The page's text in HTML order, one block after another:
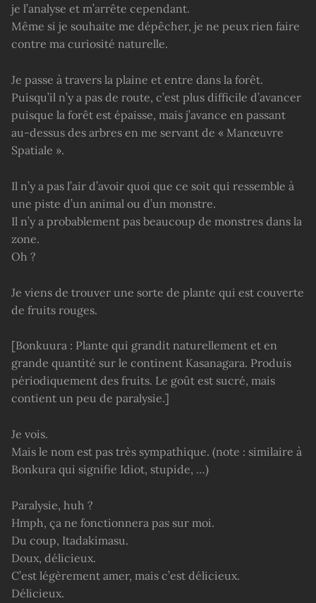
je l’analyse et m’arrête cependant.
Même si je souhaite me dépêcher, je ne peux rien faire
contre ma curiosité naturelle.
Je passe à travers la plaine et entre dans la forêt.
Puisqu’il n’y a pas de route, c’est plus difficile d’avancer
puisque la forêt est épaisse, mais j’avance en passant
au-dessus des arbres en me servant de « Manœuvre
Spatiale ».
Il n’y a pas l’air d’avoir quoi que ce soit qui ressemble à
une piste d’un animal ou d’un monstre.
Il n’y a probablement pas beaucoup de monstres dans la
zone.
Oh ?
Je viens de trouver une sorte de plante qui est couverte
de fruits rouges.
[Bonkuura : Plante qui grandit naturellement et en
grande quantité sur le continent Kasanagara. Produis
périodiquement des fruits. Le goût est sucré, mais
contient un peu de paralysie.]
Je vois.
Mais le nom est pas très sympathique. (note : similaire à
Bonkura qui signifie Idiot, stupide, …)
Paralysie, huh ?
Hmph, ça ne fonctionnera pas sur moi.
Du coup, Itadakimasu.
Doux, délicieux.
C’est légèrement amer, mais c’est délicieux.
Délicieux.